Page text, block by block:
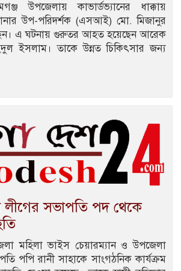
উপজেলায় কাভার্ডভ্যানের ধাক্কায়
উপ-পরিদর্শক (এসআই) মো. মিজানুর
এ ঘটনায় গুরুতর আহত হয়েছেন আরেক
ইসলাম। তাকে উন্নত চিকিৎসার জন্য
লীগের সভাপতি পদ থেকে
মহিলা ভাইস চেয়ারম্যান ও উপজেলা
পপি রানী সাহাকে সাংগঠনিক কার্যক্রম